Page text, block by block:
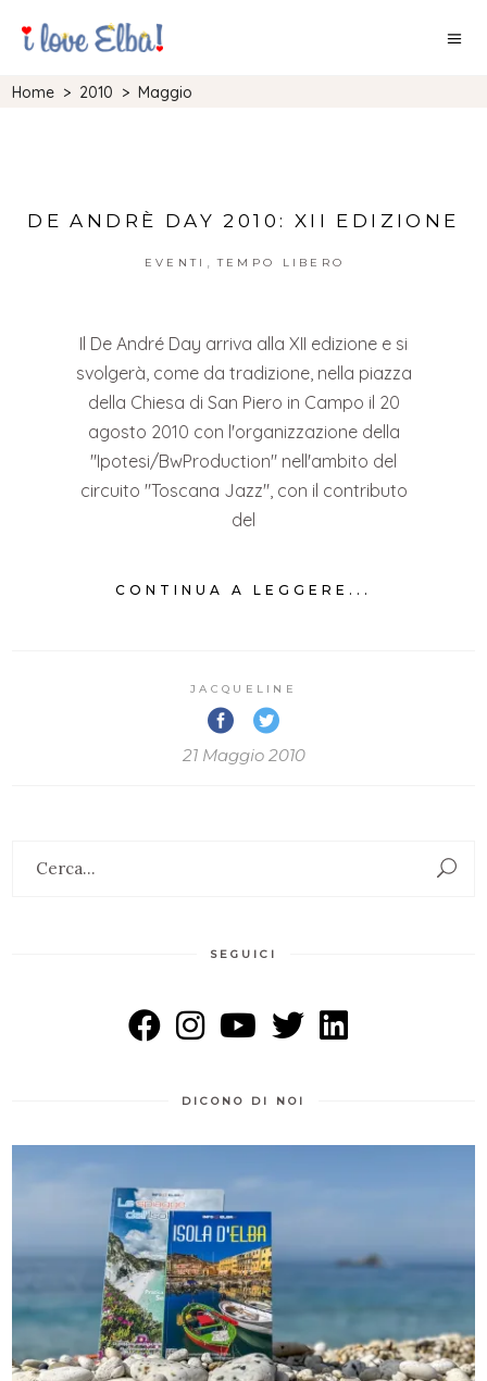
Home > 2010 >Maggio
DE ANDRÈ DAY 2010: XII EDIZIONE
EVENTI , TEMPO LIBERO
Il De André Day arriva alla XII edizione e si
svolgerà, come da tradizione, nella piazza
della Chiesa di San Piero in Campo il 20
agosto 2010 con l'organizzazione della
"Ipotesi/BwProduction" nell'ambito del
circuito "Toscana Jazz", con il contributo
del
CONTINUA A LEGGERE...
JACQUELINE
21 Maggio 2010
SEGUICI
DICONO DI NOI